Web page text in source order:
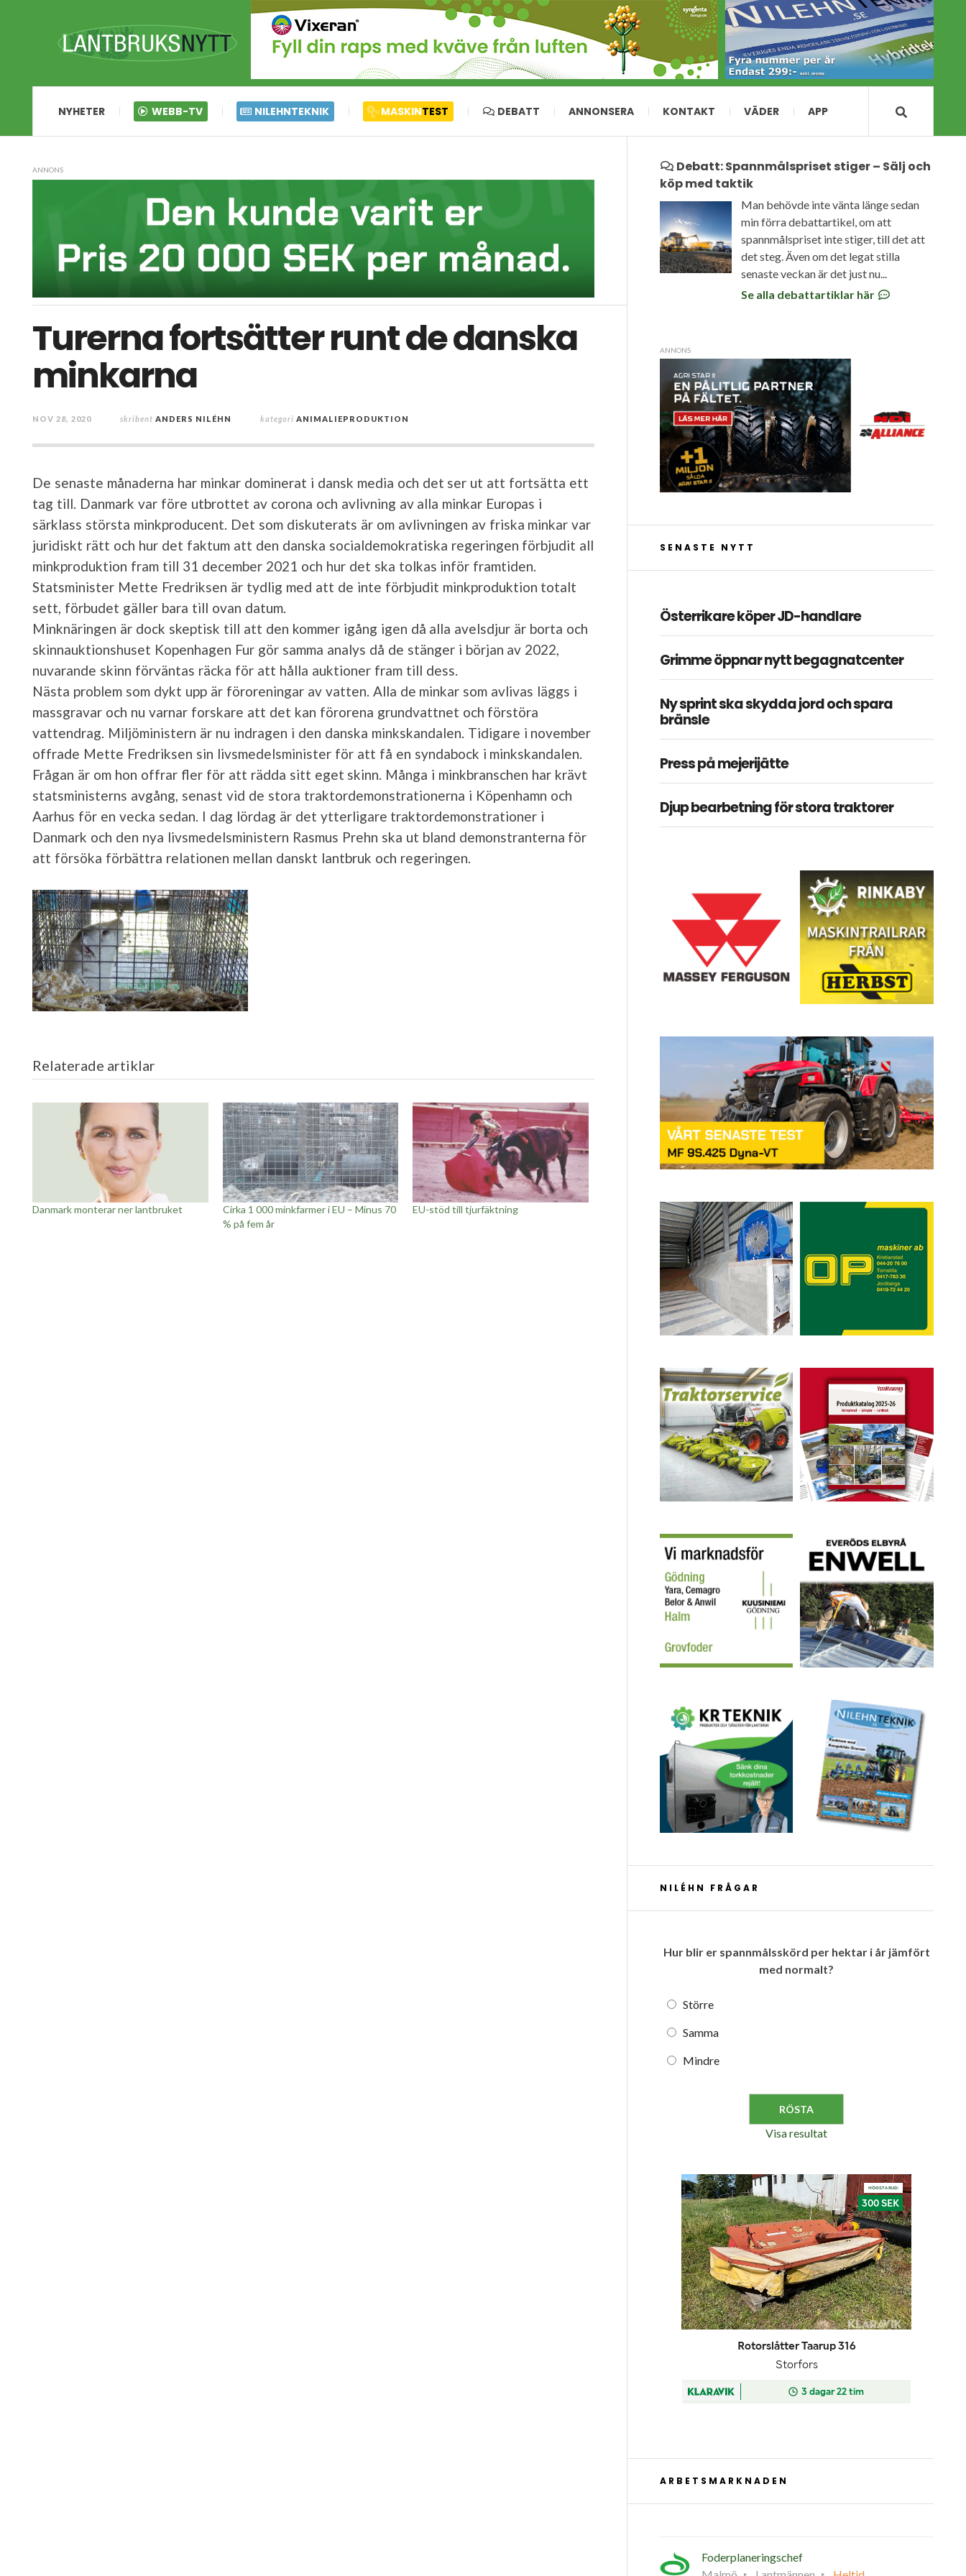
NYHETER WEBB-TV NILEHNTEKNIK MASKINTEST DEBATT ANNONSERA KONTAKT VÄDER APP
ANNONS
Turerna fortsätter runt de danska
minkarna
NOV 28, 2020 skribent ANDERS NILÉHN kategori ANIMALIEPRODUKTION
De senaste månaderna har minkar dominerat i dansk media och det ser ut att fortsätta ett
tag till. Danmark var före utbrottet av corona och avlivning av alla minkar Europas i
särklass största minkproducent. Det som diskuterats är om avlivningen av friska minkar var
juridiskt rätt och hur det faktum att den danska socialdemokratiska regeringen förbjudit all
minkproduktion fram till 31 december 2021 och hur det ska tolkas inför framtiden.
Statsminister Mette Fredriksen är tydlig med att de inte förbjudit minkproduktion totalt
sett, förbudet gäller bara till ovan datum.
Minknäringen är dock skeptisk till att den kommer igång igen då alla avelsdjur är borta och
skinnauktionshuset Kopenhagen Fur gör samma analys då de stänger i början av 2022,
nuvarande skinn förväntas räcka för att hålla auktioner fram till dess.
Nästa problem som dykt upp är föroreningar av vatten. Alla de minkar som avlivas läggs i
massgravar och nu varnar forskare att det kan förorena grundvattnet och förstöra
vattendrag. Miljöministern är nu indragen i den danska minkskandalen. Tidigare i november
offrade Mette Fredriksen sin livsmedelsminister för att få en syndabock i minkskandalen.
Frågan är om hon offrar fler för att rädda sitt eget skinn. Många i minkbranschen har krävt
statsministerns avgång, senast vid de stora traktordemonstrationerna i Köpenhamn och
Aarhus för en vecka sedan. I dag lördag är det ytterligare traktordemonstrationer i
Danmark och den nya livsmedelsministern Rasmus Prehn ska ut bland demonstranterna för
att försöka förbättra relationen mellan danskt lantbruk och regeringen.
Relaterade artiklar
Danmark monterar ner lantbruket
Cirka 1 000 minkfarmer i EU – Minus 70
% på fem år
EU-stöd till tjurfäktning
Debatt: Spannmålspriset stiger – Sälj och
köp med taktik
Man behövde inte vänta länge sedan
min förra debattartikel, om att
spannmålspriset inte stiger, till det att
det steg. Även om det legat stilla
senaste veckan är det just nu...
Se alla debattartiklar här
ANNONS
SENASTE NYTT
Österrikare köper JD-handlare
Grimme öppnar nytt begagnatcenter
Ny sprint ska skydda jord och spara
bränsle
Press på mejerijätte
Djup bearbetning för stora traktorer
NILÉHN FRÅGAR
Hur blir er spannmålsskörd per hektar i år jämfört
med normalt?
Större
Samma
Mindre
Visa resultat
ARBETSMARKNADEN
Foderplaneringschef